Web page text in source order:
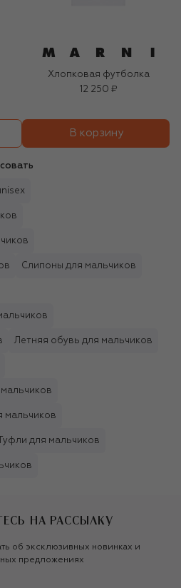
Хлопковая футболка
12 250 ₽
В корзину
Слипоны для мальчиков
Летняя обувь для мальчиков
мальчиков
Туфли для мальчиков
НА РАССЫЛКУ
об эксклюзивных новинках и
предложениях